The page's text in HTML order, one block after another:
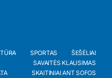
SPORTAS
ŠEŠĖLIAI
SAVAITĖS KLAUSIMAS
SKAITINIAI ANT SOFOS